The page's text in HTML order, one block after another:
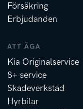
Försäkring
Erbjudanden
ATT ÄGA
Kia Originalservice
8+ service
Skadeverkstad
Hyrbilar